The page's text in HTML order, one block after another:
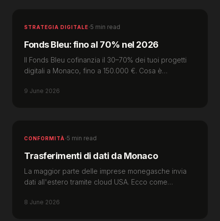
STRATEGIA DIGITALE·5 min read
Fonds Bleu: fino al 70% nel 2026
Il Fonds Bleu cofinanzia il 30–70% dei tuoi progetti
digitali a Monaco, fino a 150.000 €. Cosa è
9 June 2026
CONFORMITÀ ·5 min read
Trasferimenti di dati da Monaco
La maggior parte delle imprese monegasche invia
dati all'estero tramite cloud USA. Ecco come
8 June 2026